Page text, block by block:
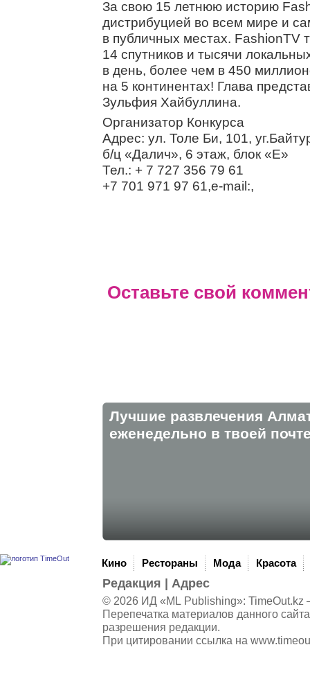
За свою 15 летнюю историю
дистрибуцией во всем мире и
в публичных местах. FashionTV
14 спутников и тысячи
в день, более чем в 450
на 5 континентах! Глава
Зульфия Хайбуллина.
Организатор Конкурса
Адрес: ул. Толе Би, 101,
б/ц «Далич», 6 этаж, блок «Е»
Тел.: + 7 727 356 79 61
+7 701 971 97 61,e-mail:,
Оставьте свой
Лучшие развлечения
eженедельно в твоей
Кино Рестораны Мода Красота
Редакция Адрес
© 2026 ИД «ML Publishing»: TimeOut.kz
Перепечатка материалов данного
разрешения редакции.
При цитировании ссылка на